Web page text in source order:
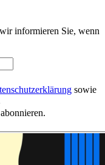
informieren Sie, wenn
sowie